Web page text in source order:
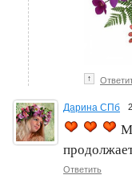
↑
Дарина СПб
Ответить